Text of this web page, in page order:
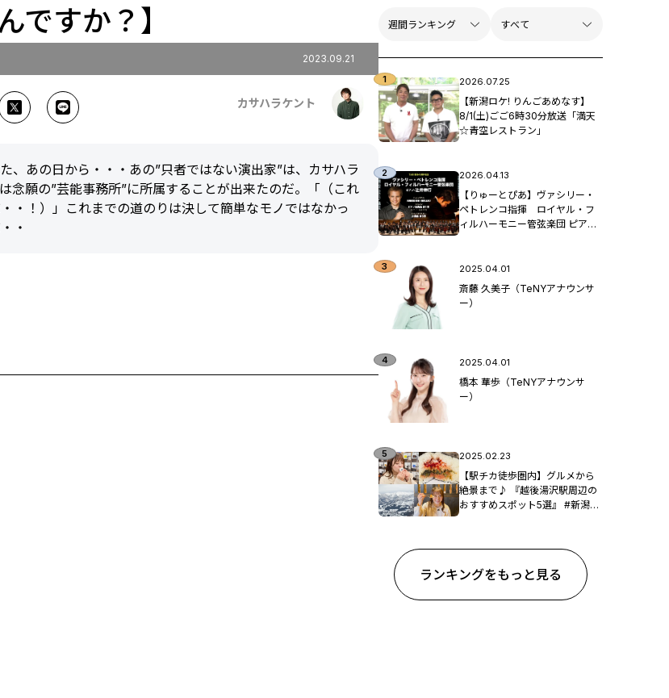
ですか？】
2023.09.21
カサハラケント
、あの日から・・・あの”只者ではない演出家”は、カサハラ
念願の”芸能事務所”に所属することが出来たのだ。「（これ
・！）」これまでの道のりは決して簡単なモノではなかっ
・
2026.07.25
【新潟ロケ! りんごあめなす】
8/1(土)ごご6時30分放送「満天
☆青空レストラン」
2026.04.13
【りゅーとぴあ】ヴァシリー・
ペトレンコ指揮 ロイヤル・フ
ィルハーモニー管弦楽団 ピア
2025.04.01
斎藤 久美子（TeNYアナウンサ
ー）
2025.04.01
橋本 華歩（TeNYアナウンサ
ー）
2025.02.23
【駅チカ徒歩圏内】グルメから
絶景まで♪ 『越後湯沢駅周辺の
おすすめスポット5選』 #新潟観
ランキングをもっと見る